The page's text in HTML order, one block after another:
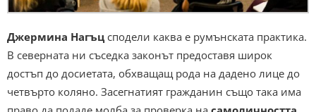
Джермина Нагъц сподели каква е румънската практика.
В северната ни съседка законът предоставя широк
достъп до досиетата, обхващащ рода на дадено лице до
четвърто коляно. Засегнатият гражданин също така има